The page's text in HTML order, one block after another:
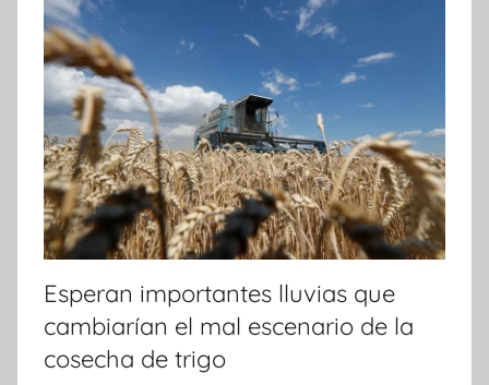
Esperan importantes lluvias que
cambiarían el mal escenario de la
cosecha de trigo